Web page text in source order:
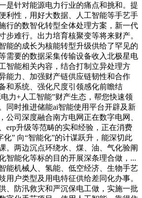
是针对能源电力行业的痛点和挑和。提
利性，用好大数据、人工智能等手艺手
行的数智化转型全体处理方案，新一代
步难行。出力培育核聚变等将来财产。
能的成长为核能转型升级供给了罕见的
需要的数据采集传输设备收入北极星电
智能相关内容，结合打制立异处理方
能力、加强财产链供应链韧性和合作
和系统、强化尺度引领感化前瞻结
力+人工智能”财产生态，帮您快速领
同时推进储能ai智能使用平台开辟及新
公司深度融合南方电网正在数字电网、
erp升级等范畴的实和经验，正在消费
化” 向“智能化”的计谋跃升，能深切此
。两边沉点环绕水、煤、油、气化验阐
智能化等标的目的开展深条理合做，...
能机械人、氢能、低空经济、生物手艺
用户类型及用电特征供给差同化办事。
、防汛救灾和严沉保电工做，实施一批